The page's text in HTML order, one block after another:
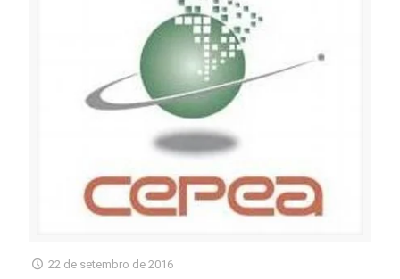
22 de setembro de 2016